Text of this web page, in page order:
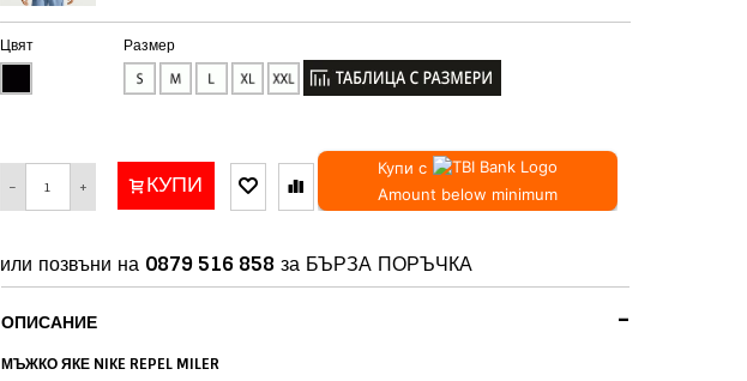
Цвят Размер
− + КУПИ
Купи с
Amount below minimum
или позвъни на 0879 516 858за БЪРЗА ПОРЪЧКА
-
ОПИСАНИЕ
МЪЖКО ЯКЕ NIKE REPEL MILER